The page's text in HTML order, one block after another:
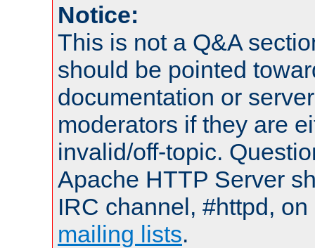
Notice:
This is not a Q&A
should be pointed
documentation or
moderators if they are
invalid/off-topic.
Apache HTTP Server
IRC channel, #httpd,
mailing lists.